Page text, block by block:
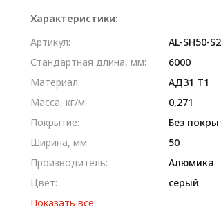
Характеристики:
Артикул:
AL-SH50-S2
Стандартная длина, мм:
6000
Материал:
AД31 T1
Масса, кг/м:
0,271
Покрытие:
Без
Ширина, мм:
50
Производитель:
Алюмика
Цвет:
серый
Показать все